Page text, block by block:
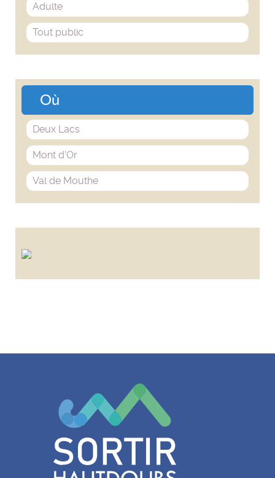
Adulte
Tout public
Où
Deux Lacs
Mont d'Or
Val de Mouthe